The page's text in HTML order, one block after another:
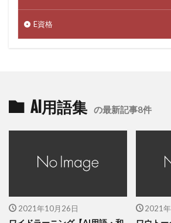
E資格
AI用語集 の最新記事8件
2021年10月26日 2021